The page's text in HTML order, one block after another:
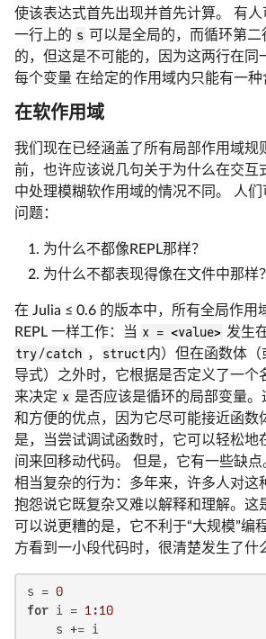
使该表达式首先出现并首先计算。 有
一行上的 s 可以是全局的，而循环第二
的，但这是不可能的，因为这两行在同
每个变量 在给定的作用域内只能有一种
在软作用域
我们现在已经涵盖了所有局部作用域规
前，也许应该说几句关于为什么在交互
中处理模糊软作用域的情况不同。 人
问题：
为什么不都像REPL那样？
为什么不都表现得像在文件中那样
在 Julia ≤ 0.6 的版本中，所有全局作用
REPL 一样工作：当 x = <value> 发生
try/catch ， struct 内）但在函数体（
导式）之外时，它根据是否定义了一个
来决定 x 是否应该是循环的局部变量
和方便的优点，因为它尽可能接近函数
是，当尝试调试函数时，它可以轻松地
间来回移动代码。 但是，它有一些缺
相当复杂的行为：多年来，许多人对这
抱怨说它既复杂又难以解释和理解。这
可以说更糟的是，它不利于“大规模”编
方看到一小段代码时，很清楚发生了什
s = 0
for i = 1 :10